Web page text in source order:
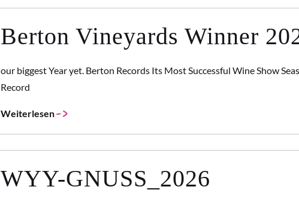
Berton Vineyards Winner
our biggest Year yet. Berton Records Its Most Successful Wine Show
Record
Weiterlesen
WYY-GNUSS_2026